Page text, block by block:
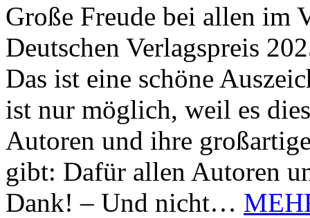
Große Freude bei allen im
Deutschen Verlagspreis
Das ist eine schöne
ist nur möglich, weil es
Autoren und ihre
gibt: Dafür allen Autoren
Dank! – Und nicht…